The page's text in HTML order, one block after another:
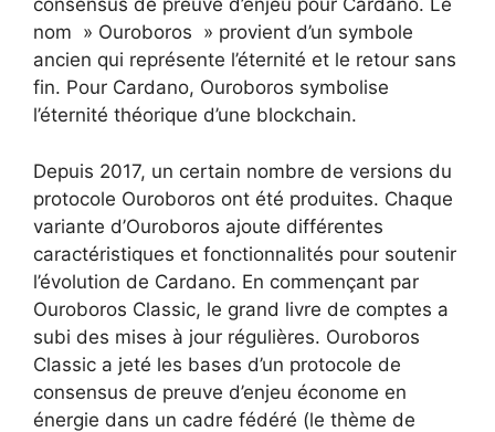
consensus de preuve d’enjeu pour Cardano. Le
nom » Ouroboros » provient d’un symbole
ancien qui représente l’éternité et le retour sans
fin. Pour Cardano, Ouroboros symbolise
l’éternité théorique d’une blockchain.
Depuis 2017, un certain nombre de versions du
protocole Ouroboros ont été produites. Chaque
variante d’Ouroboros ajoute différentes
caractéristiques et fonctionnalités pour soutenir
l’évolution de Cardano. En commençant par
Ouroboros Classic, le grand livre de comptes a
subi des mises à jour régulières. Ouroboros
Classic a jeté les bases d’un protocole de
consensus de preuve d’enjeu économe en
énergie dans un cadre fédéré (le thème de